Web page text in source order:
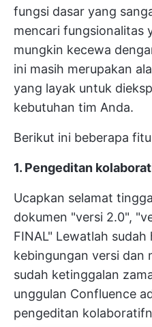
fungsi dasar yang
mencari fungsionalitas
mungkin kecewa
ini masih merupakan
yang layak untuk
kebutuhan tim Anda.
Berikut ini beberapa
1. Pengeditan
Ucapkan selamat
dokumen "versi 2.0",
FINAL" Lewatlah
kebingungan versi dan
sudah ketinggalan
unggulan Confluence
pengeditan